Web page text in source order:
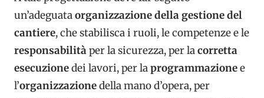
un’adeguataorganizzazione della gestione del
cantiere, che stabilisca i ruoli, le competenze e le
responsabilitàper la sicurezza, per lacorretta
esecuzionedei lavori, per laprogrammazionee
l’organizzazionedella mano d’opera, per